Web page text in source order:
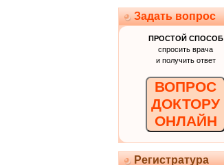
Задать вопрос
ПРОСТОЙ СПОСОБ
спросить врача
и получить ответ
ВОПРОС
ДОКТОРУ
ОНЛАЙН
Регистратура